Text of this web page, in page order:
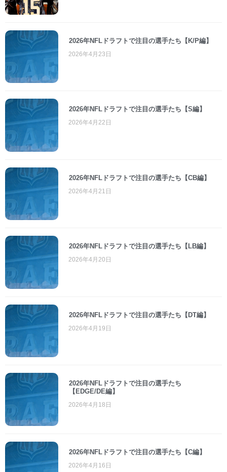
2026年NFLドラフトで注目の選手たち【K/P編】
2026年4月23日
2026年NFLドラフトで注目の選手たち【S編】
2026年4月22日
2026年NFLドラフトで注目の選手たち【CB編】
2026年4月21日
2026年NFLドラフトで注目の選手たち【LB編】
2026年4月20日
2026年NFLドラフトで注目の選手たち【DT編】
2026年4月19日
2026年NFLドラフトで注目の選手たち
【EDGE/DE編】
2026年4月18日
2026年NFLドラフトで注目の選手たち【C編】
2026年4月16日